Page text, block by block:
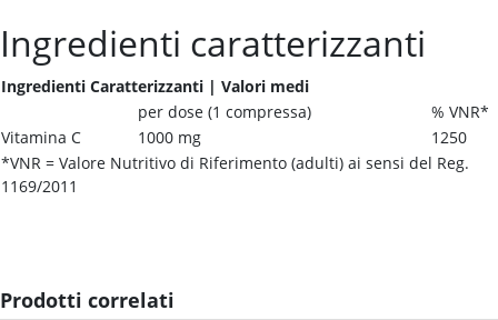
Ingredienti caratterizzanti
Ingredienti Caratterizzanti | Valori medi
per dose (1 compressa)
% VNR*
Vitamina C
1000 mg
1250
*VNR = Valore Nutritivo di Riferimento (adulti) ai sensi del Reg.
1169/2011
Prodotti correlati